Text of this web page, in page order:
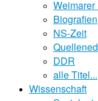
Biografien
NS-Zeit
DDR
alle Titel...
Wissenschaft